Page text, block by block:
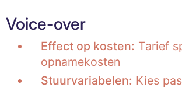
Voice-over
Effect op kosten: Tarief
opnamekosten
Stuurvariabelen: Kies